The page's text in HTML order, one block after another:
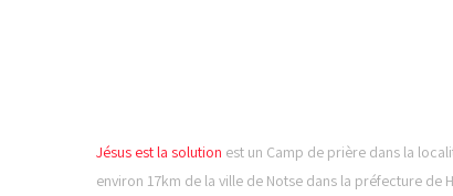
Jésus est la solution est un Camp de prière dans la
environ 17km de la ville de Notse dans la préfecture de